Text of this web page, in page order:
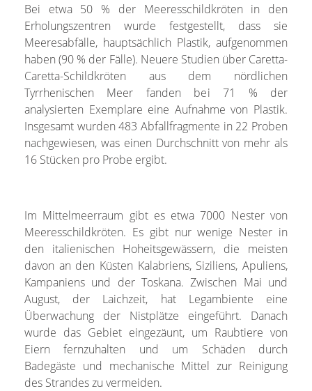
Bei etwa 50 % der Meeresschildkröten in den
Erholungszentren wurde festgestellt, dass sie
Meeresabfälle, hauptsächlich Plastik, aufgenommen
haben (90 % der Fälle). Neuere Studien über Caretta-
Caretta-Schildkröten aus dem nördlichen
Tyrrhenischen Meer fanden bei 71 % der
analysierten Exemplare eine Aufnahme von Plastik.
Insgesamt wurden 483 Abfallfragmente in 22 Proben
nachgewiesen, was einen Durchschnitt von mehr als
16 Stücken pro Probe ergibt.
Im Mittelmeerraum gibt es etwa 7000 Nester von
Meeresschildkröten. Es gibt nur wenige Nester in
den italienischen Hoheitsgewässern, die meisten
davon an den Küsten Kalabriens, Siziliens, Apuliens,
Kampaniens und der Toskana. Zwischen Mai und
August, der Laichzeit, hat Legambiente eine
Überwachung der Nistplätze eingeführt. Danach
wurde das Gebiet eingezäunt, um Raubtiere von
Eiern fernzuhalten und um Schäden durch
Badegäste und mechanische Mittel zur Reinigung
des Strandes zu vermeiden.